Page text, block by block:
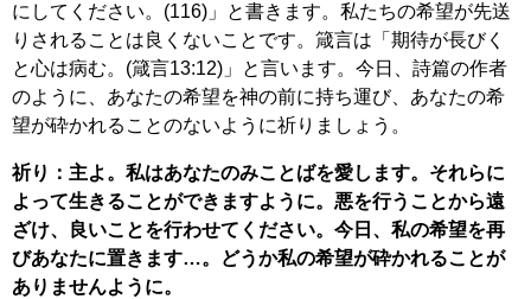
にしてください。(116)」と書きます。私たちの希望が先送
りされることは良くないことです。箴言は「期待が長びく
と心は病む。(箴言13:12)」と言います。今日、詩篇の作者
のように、あなたの希望を神の前に持ち運び、あなたの希
望が砕かれることのないように祈りましょう。
祈り：主よ。私はあなたのみことばを愛します。それらに
よって生きることができますように。悪を行うことから遠
ざけ、良いことを行わせてください。今日、私の希望を再
びあなたに置きます…。どうか私の希望が砕かれることが
ありませんように。